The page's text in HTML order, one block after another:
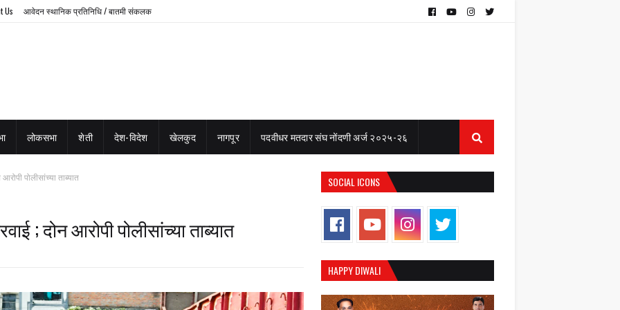
Us आवेदन स्थानिक प्रतिनिधि / बातमी संकलक
लोकसभा शेती देश-विदेश खेलकुद नागपूर पदवीधर मतदार संघ नोंदणी अर्ज २०२५-२६
पोलीसांच्या ताब्यात
; दोन आरोपी पोलीसांच्या ताब्यात
SOCIAL ICONS
HAPPY DIWALI